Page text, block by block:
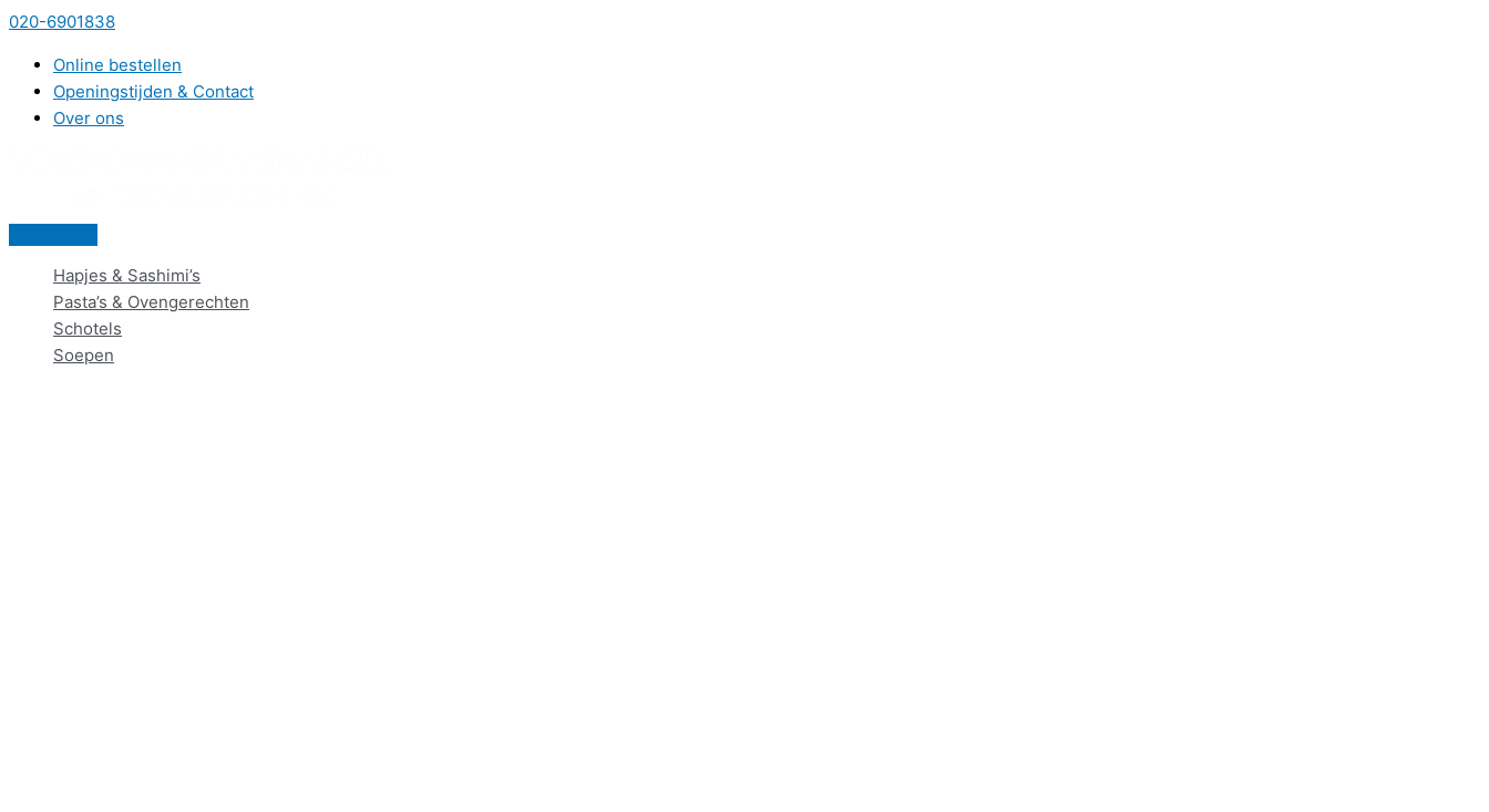
Ga
inhoud
020-6901838
Online bestellen
Openingstijden & Contact
Over ons
Hoofdmenu
Hapjes & Sashimi’s
Pasta’s & Ovengerechten
Schotels
Soepen